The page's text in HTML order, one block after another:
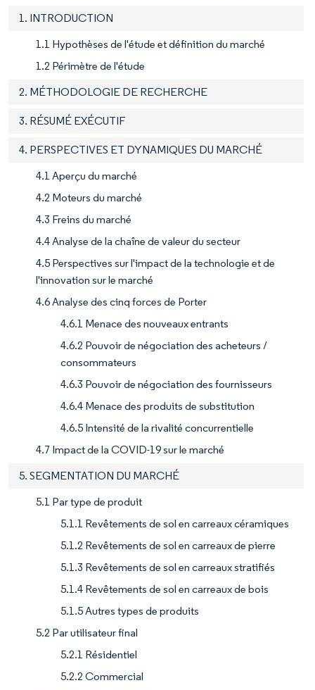
1. INTRODUCTION
1.1 Hypothèses de l'étude et définition du marché
1.2 Périmètre de l'étude
2. MÉTHODOLOGIE DE RECHERCHE
3. RÉSUMÉ EXÉCUTIF
4. PERSPECTIVES ET DYNAMIQUES DU MARCHÉ
4.1 Aperçu du marché
4.2 Moteurs du marché
4.3 Freins du marché
4.4 Analyse de la chaîne de valeur du secteur
4.5 Perspectives sur l'impact de la technologie et de
l'innovation sur le marché
4.6 Analyse des cinq forces de Porter
4.6.1 Menace des nouveaux entrants
4.6.2 Pouvoir de négociation des acheteurs /
consommateurs
4.6.3 Pouvoir de négociation des fournisseurs
4.6.4 Menace des produits de substitution
4.6.5 Intensité de la rivalité concurrentielle
4.7 Impact de la COVID-19 sur le marché
5. SEGMENTATION DU MARCHÉ
5.1 Par type de produit
5.1.1 Revêtements de sol en carreaux céramiques
5.1.2 Revêtements de sol en carreaux de pierre
5.1.3 Revêtements de sol en carreaux stratifiés
5.1.4 Revêtements de sol en carreaux de bois
5.1.5 Autres types de produits
5.2 Par utilisateur final
5.2.1 Résidentiel
5.2.2 Commercial